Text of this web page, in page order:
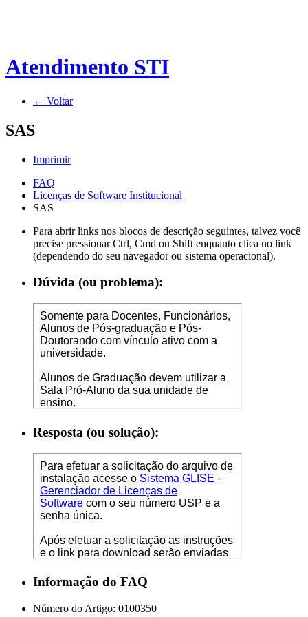
Atendimento STI
← Voltar
SAS
Imprimir
FAQ
Licenças de Software Institucional
SAS
Para abrir links nos blocos de descrição seguintes, talvez você
precise pressionar Ctrl, Cmd ou Shift enquanto clica no link
(dependendo do seu navegador ou sistema operacional).
Dúvida (ou problema):
Resposta (ou solução):
Informação do FAQ
Número do Artigo: 0100350